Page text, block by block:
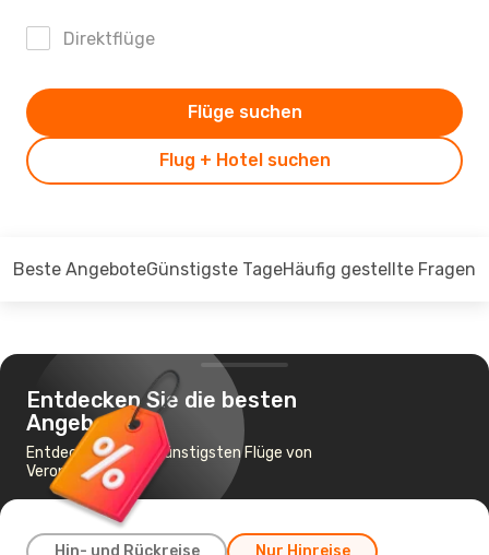
Direktflüge
Flug + Hotel suchen
Flüge suchen
Beste AngeboteGünstigste TageHäufig gestellte Fragen
Entdecken Sie die besten
Angebote
Entdecken Sie die günstigsten Flüge von
Verona nach Ibiza
Hin- und Rückreise Nur Hinreise